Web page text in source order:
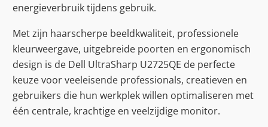
energieverbruik tijdens gebruik.
Met zijn haarscherpe beeldkwaliteit, professionele
kleurweergave, uitgebreide poorten en ergonomisch
design is de Dell UltraSharp U2725QE de perfecte
keuze voor veeleisende professionals, creatieven en
gebruikers die hun werkplek willen optimaliseren met
één centrale, krachtige en veelzijdige monitor.